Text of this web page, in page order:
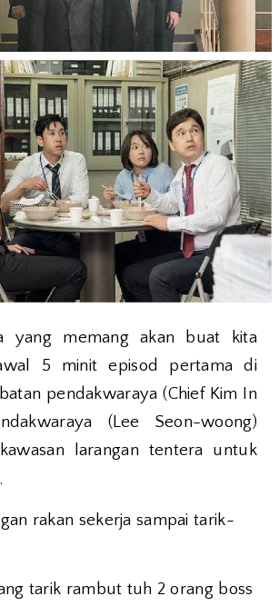
yang memang akan buat kita
5 minit episod pertama di
pendakwaraya (Chief Kim In
(Lee Seon-woong)
larangan tentera untuk
.
rakan sekerja sampai tarik-
tarik rambut tuh 2 orang boss